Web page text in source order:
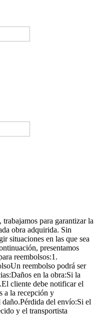
para garantizar la
obra adquirida. Sin
situaciones en las que sea
presentamos
reembolsos:1.
reembolso podrá ser
en la obra:Si la
cliente debe notificar el
a la recepción y
del envío:Si el
y el transportista